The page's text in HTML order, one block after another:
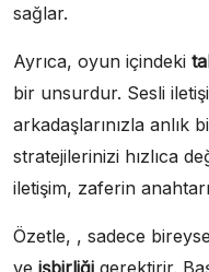
sağlar.
Ayrıca, oyun içindeki
bir unsurdur. Sesli
arkadaşlarınızla anlık
stratejilerinizi hızlıca
iletişim, zaferin
Özetle, , sadece
ve işbirliği gerektirir.